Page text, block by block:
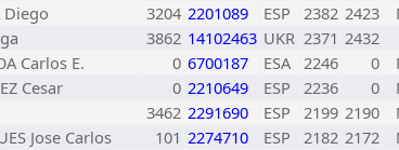
Diego 3204 2201089 ESP 2382 2423
3862 14102463 UKR 2371 2432
Carlos E. 0 6700187 ESA 2246 0
Cesar 0 2210649 ESP 2236 0
3462 2291690 ESP 2199 2190
Jose Carlos 101 2274710 ESP 2182 2172